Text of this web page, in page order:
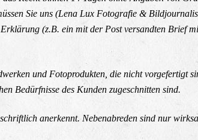
Sie uns (Lena Lux Fotografie &
(z.B. ein mit der Post versandten Brief
und Fotoprodukten, die nicht vorgefertigt
Bedürfnisse des Kunden zugeschnitten sind.
anerkennt. Nebenabreden sind nur